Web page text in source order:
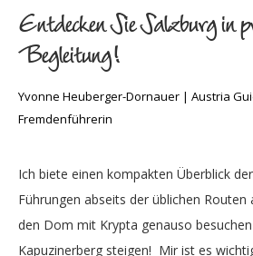
Entdecken Sie Salzburg in
Begleitung!
Yvonne Heuberger-Dornauer | Austria
Fremdenführerin
Ich biete einen kompakten Überblick
Führungen abseits der üblichen
den Dom mit Krypta genauso
Kapuzinerberg steigen! Mir ist es